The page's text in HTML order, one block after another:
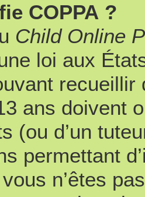
COPPA ?
Child Online
loi aux
ans doivent
(ou d’un
permettant
n’êtes